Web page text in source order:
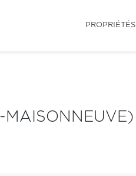
PROPRIÉTÉS
MAISONNEUVE)